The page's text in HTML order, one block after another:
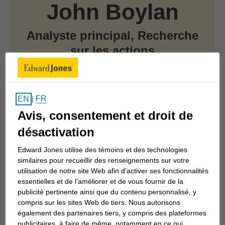
John Boylan
Analyste principal, Recherche
sur les actions
Aperçu
S’est joint à Edward Jones en 2015
Secteur couvert : Biens de consommation de
base
EN | FR
Avis, consentement et droit de
désactivation
Edward Jones utilise des témoins et des technologies
similaires pour recueillir des renseignements sur votre
utilisation de notre site Web afin d’activer ses fonctionnalités
essentielles et de l’améliorer et de vous fournir de la
publicité pertinente ainsi que du contenu personnalisé, y
compris sur les sites Web de tiers. Nous autorisons
également des partenaires tiers, y compris des plateformes
publicitaires, à faire de même, notamment en ce qui